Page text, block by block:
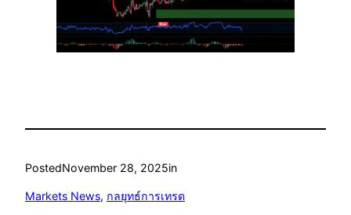
PostedNovember 28, 2025in
Markets News, กลยุทธ์การเทรด